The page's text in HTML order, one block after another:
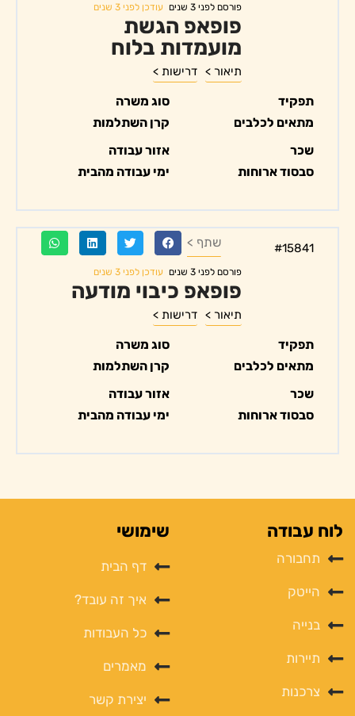
פורסם לפני 3 שנים עודכן לפני 3 שנים
פופאפ הגשת
מועמדות בלוח
תיאור > דרישות >
תפקיד
מתאים לכלבים
סוג משרה
קרן השתלמות
שכר
סבסוד ארוחות
אזור עבודה
ימי עבודה מהבית
#15841 שתף >
פורסם לפני 3 שנים עודכן לפני 3 שנים
פופאפ כיבוי מודעה
תיאור > דרישות >
תפקיד
מתאים לכלבים
סוג משרה
קרן השתלמות
שכר
סבסוד ארוחות
אזור עבודה
ימי עבודה מהבית
שימושי
דף הבית
איך זה עובד?
כל העבודות
מאמרים
יצירת קשר
לוח עבודה
תחבורה
הייטק
בנייה
תיירות
צרכנות